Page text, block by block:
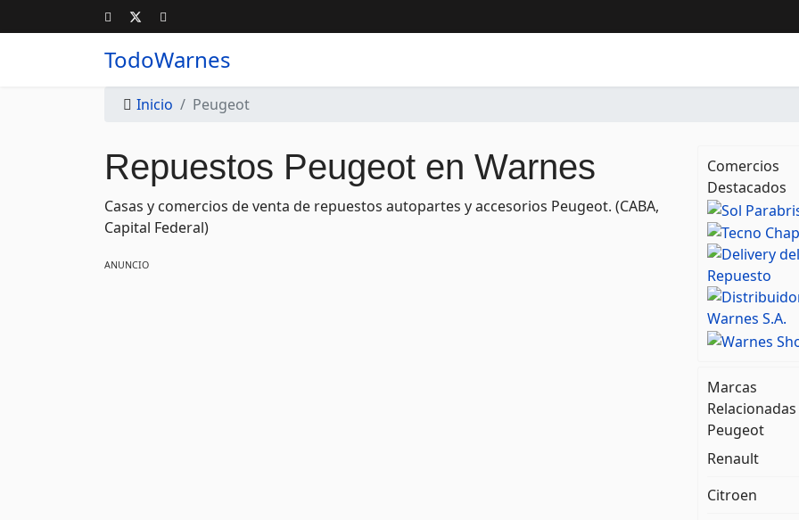
TodoWarnes
Inicio Peugeot
Repuestos Peugeot en Warnes
Casas y comercios de venta de repuestos autopartes y accesorios Peugeot. (CABA,
Capital Federal)
ANUNCIO
Comercios
Destacados
Marcas
Relacionadas
Peugeot
Renault
Citroen